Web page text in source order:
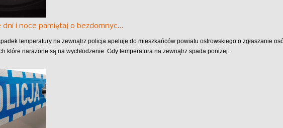
dni i noce pamiętaj o bezdomnyc…
temperatury na zewnątrz policja apeluje do mieszkańców powiatu ostrowskiego o zgłaszanie
które narażone są na wychłodzenie. Gdy temperatura na zewnątrz spada poniżej...